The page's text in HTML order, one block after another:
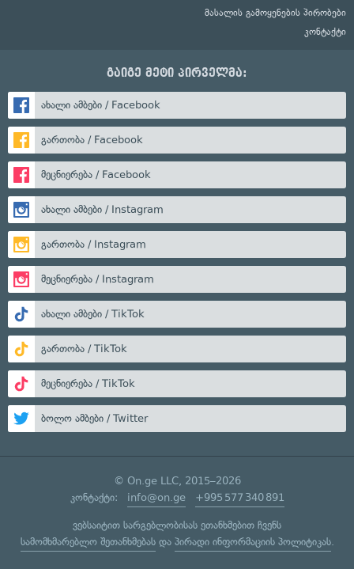
მასალის გამოყენების პირობები
კონტაქტი
გაიგე მეტი პირველმა:
ახალი ამბები / Facebook
გართობა / Facebook
მეცნიერება / Facebook
ახალი ამბები / Instagram
გართობა / Instagram
მეცნიერება / Instagram
ახალი ამბები / TikTok
გართობა / TikTok
მეცნიერება / TikTok
ბოლო ამბები / Twitter
© On.ge LLC, 2015–2026
კონტაქტი: info@on.ge +995 577 340 891
ვებსაიტით სარგებლობისას ეთანხმებით ჩვენს
სამომხმარებლო შეთანხმებასდა პირადი ინფორმაციის პოლიტიკას.